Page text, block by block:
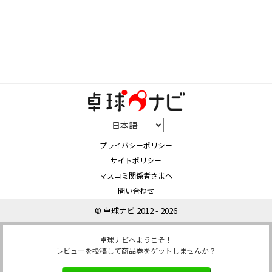
プライバシーポリシー
サイトポリシー
マスコミ関係者さまへ
問い合わせ
© 卓球ナビ 2012 - 2026
卓球ナビへようこそ！
レビューを投稿して商品券をゲットしませんか？